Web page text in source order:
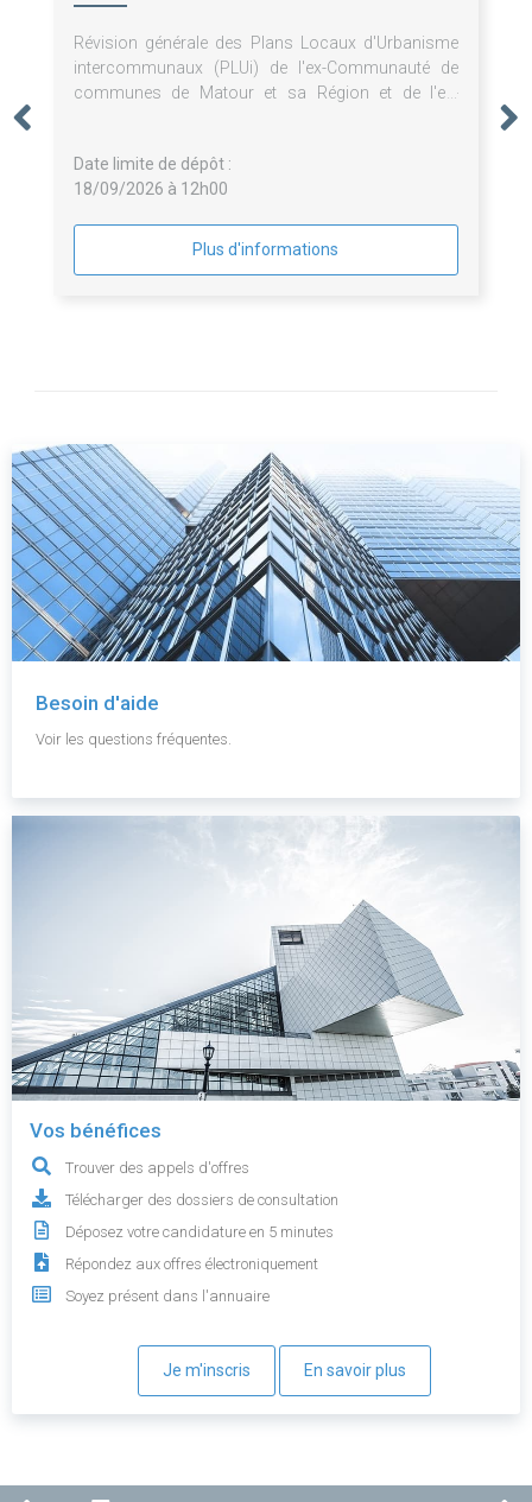
Révision générale des Plans Locaux d'Urbanisme
intercommunaux (PLUi) de l'ex-Communauté de
communes de Matour et sa Région et de l'ex-
que le territoire de la Communauté de communes
Saint Cyr Mère Boitier
Date limite de dépôt :
18/09/2026 à 12h00
Plus d'informations
Besoin d'aide
Voir les questions fréquentes.
Vos bénéfices
Trouver des appels d'offres
Télécharger des dossiers de consultation
Déposez votre candidature en 5 minutes
Répondez aux offres électroniquement
Soyez présent dans l'annuaire
Je m'inscris En savoir plus